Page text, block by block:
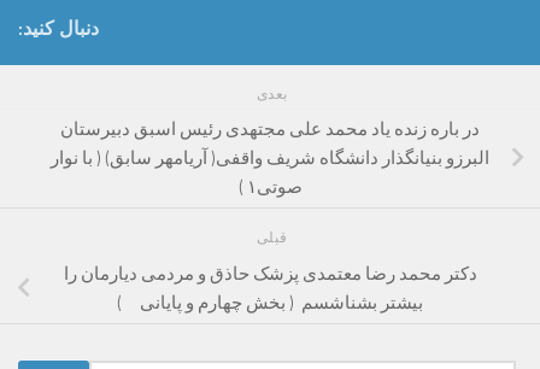
دنبال کنید:
بعدی
در باره زنده یاد محمد علی مجتهدی رئیس اسبق دبیرستان
البرزو بنیانگذار دانشگاه شریف واقفی( آریامهر سابق) ( با نوار
صوتی۱ )
قبلی
دکتر محمد رضا معتمدی پزشک حاذق و مردمی دیارمان را
بیشتر بشناشسم ( بخش چهارم و پایانی )